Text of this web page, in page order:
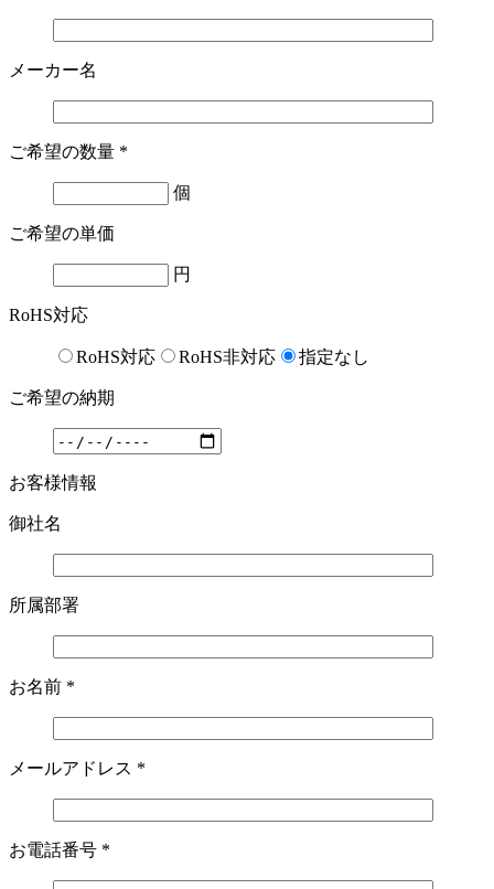
メーカー名
ご希望の数量 *
個
ご希望の単価
円
RoHS対応
RoHS対応 RoHS非対応 指定なし
ご希望の納期
お客様情報
御社名
所属部署
お名前 *
メールアドレス *
お電話番号 *